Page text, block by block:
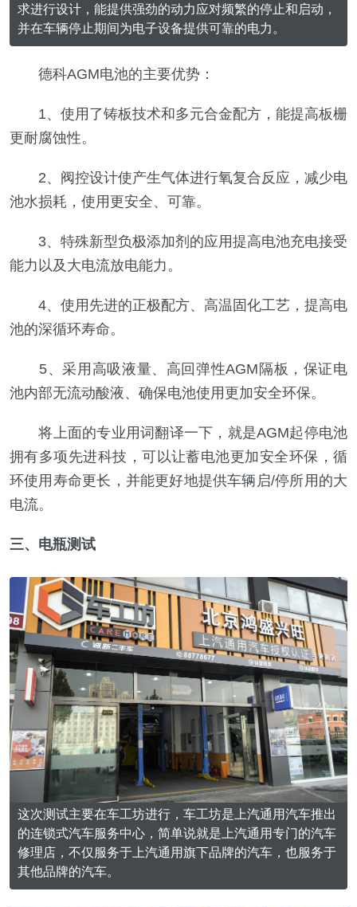
求进行设计，能提供强劲的动力应对频繁的停止和启动，
并在车辆停止期间为电子设备提供可靠的电力。
德科AGM电池的主要优势：
1、使用了铸板技术和多元合金配方，能提高板栅
更耐腐蚀性。
2、阀控设计使产生气体进行氧复合反应，减少电
池水损耗，使用更安全、可靠。
3、特殊新型负极添加剂的应用提高电池充电接受
能力以及大电流放电能力。
4、使用先进的正极配方、高温固化工艺，提高电
池的深循环寿命。
5、采用高吸液量、高回弹性AGM隔板，保证电
池内部无流动酸液、确保电池使用更加安全环保。
将上面的专业用词翻译一下，就是AGM起停电池
拥有多项先进科技，可以让蓄电池更加安全环保，循
环使用寿命更长，并能更好地提供车辆启/停所用的大
电流。
三、电瓶测试
这次测试主要在车工坊进行，车工坊是上汽通用汽车推出
的连锁式汽车服务中心，简单说就是上汽通用专门的汽车
修理店，不仅服务于上汽通用旗下品牌的汽车，也服务于
其他品牌的汽车。